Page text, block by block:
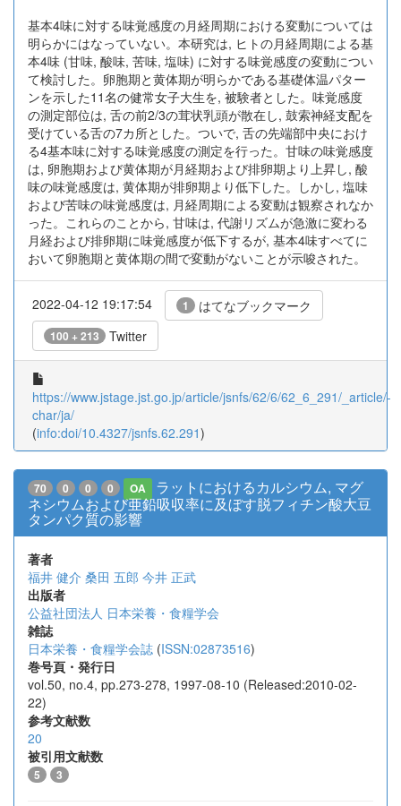
基本4味に対する味覚感度の月経周期における変動については
明らかにはなっていない。本研究は, ヒトの月経周期による基
本4味 (甘味, 酸味, 苦味, 塩味) に対する味覚感度の変動につい
て検討した。卵胞期と黄体期が明らかである基礎体温パター
ンを示した11名の健常女子大生を, 被験者とした。味覚感度
の測定部位は, 舌の前2/3の茸状乳頭が散在し, 鼓索神経支配を
受けている舌の7カ所とした。ついで, 舌の先端部中央におけ
る4基本味に対する味覚感度の測定を行った。甘味の味覚感度
は, 卵胞期および黄体期が月経期および排卵期より上昇し, 酸
味の味覚感度は, 黄体期が排卵期より低下した。しかし, 塩味
および苦味の味覚感度は, 月経周期による変動は観察されなか
った。これらのことから, 甘味は, 代謝リズムが急激に変わる
月経および排卵期に味覚感度が低下するが, 基本4味すべてに
おいて卵胞期と黄体期の間で変動がないことが示唆された。
2022-04-12 19:17:54 1 はてなブックマーク
100 + 213 Twitter
https://www.jstage.jst.go.jp/article/jsnfs/62/6/62_6_291/_article/-
char/ja/
(info:doi/10.4327/jsnfs.62.291)
70 0 0 0 OA
ラットにおけるカルシウム, マグ
ネシウムおよび亜鉛吸収率に及ぼす脱フィチン酸大豆
タンパク質の影響
著者
福井 健介 桑田 五郎 今井 正武
出版者
公益社団法人 日本栄養・食糧学会
雑誌
日本栄養・食糧学会誌 (ISSN:02873516)
巻号頁・発行日
vol.50, no.4, pp.273-278, 1997-08-10 (Released:2010-02-
22)
参考文献数
20
被引用文献数
5 3